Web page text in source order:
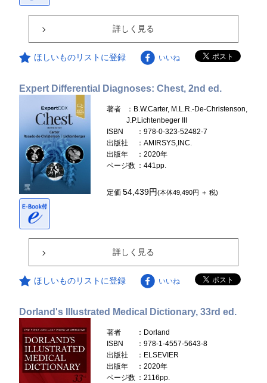
詳しく見る
ほしいものリストに登録 いいね
Expert Differential Diagnoses: Chest, 2nd ed.
著者
：B.W.Carter, M.L.R.-De-Christenson,
J.P.Lichtenbeger III
ISBN
：978-0-323-52482-7
出版社
：AMIRSYS,INC.
出版年
：2020年
ページ数 ：441pp.
定価54,439円(本体49,490円 ＋ 税)
詳しく見る
ほしいものリストに登録 いいね
Dorland's Illustrated Medical Dictionary, 33rd ed.
著者
：Dorland
ISBN
：978-1-4557-5643-8
出版社
：ELSEVIER
出版年
：2020年
ページ数 ：2116pp.